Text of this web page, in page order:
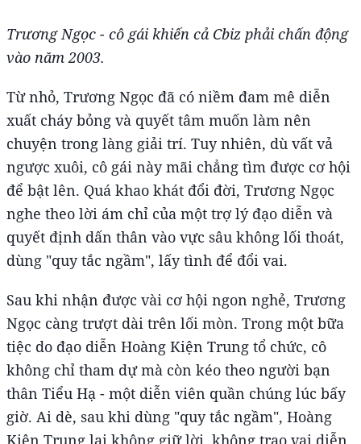
Trương Ngọc - cô gái khiến cả Cbiz phải chấn động
vào năm 2003.
Từ nhỏ, Trương Ngọc đã có niềm đam mê diễn
xuất cháy bỏng và quyết tâm muốn làm nên
chuyện trong làng giải trí. Tuy nhiên, dù vất vả
ngược xuôi, cô gái này mãi chẳng tìm được cơ hội
để bật lên. Quá khao khát đổi đời, Trương Ngọc
nghe theo lời ám chỉ của một trợ lý đạo diễn và
quyết định dấn thân vào vực sâu không lối thoát,
dùng "quy tắc ngầm", lấy tình để đổi vai.
Sau khi nhận được vài cơ hội ngon nghẻ, Trương
Ngọc càng trượt dài trên lối mòn. Trong một bữa
tiệc do đạo diễn Hoàng Kiện Trung tổ chức, cô
không chỉ tham dự mà còn kéo theo người bạn
thân Tiểu Hạ - một diễn viên quần chúng lúc bấy
giờ. Ai dè, sau khi dùng "quy tắc ngầm", Hoàng